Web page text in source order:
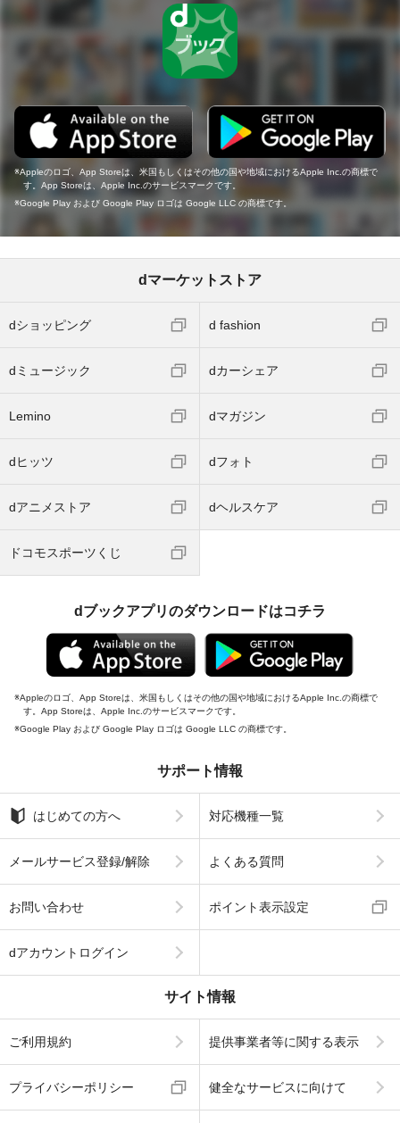
Appleのロゴ、App Storeは、米国もしくはその他の国や地域におけるApple Inc.の商標で
す。App Storeは、Apple Inc.のサービスマークです。
Google Play および Google Play ロゴは Google LLC の商標です。
dマーケットストア
dショッピング d fashion
dミュージック dカーシェア
Lemino dマガジン
dヒッツ dフォト
dアニメストア dヘルスケア
ドコモスポーツくじ
dブックアプリのダウンロードはコチラ
Appleのロゴ、App Storeは、米国もしくはその他の国や地域におけるApple Inc.の商標で
す。App Storeは、Apple Inc.のサービスマークです。
Google Play および Google Play ロゴは Google LLC の商標です。
サポート情報
はじめての方へ 対応機種一覧
メールサービス登録/解除 よくある質問
お問い合わせ ポイント表示設定
dアカウントログイン
サイト情報
ご利用規約 提供事業者等に関する表示
プライバシーポリシー 健全なサービスに向けて